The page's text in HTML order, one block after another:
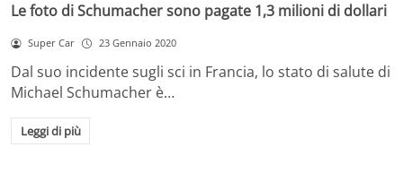
Le foto di Schumacher sono pagate 1,3 milioni di dollari
Super Car 23 Gennaio 2020
Dal suo incidente sugli sci in Francia, lo stato di salute di
Michael Schumacher è…
Leggi di più